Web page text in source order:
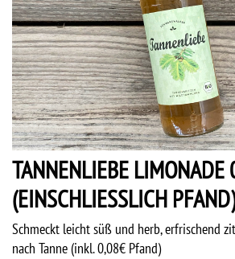
TANNENLIEBE
(EINSCHLIESSLICH PFAND)
Schmeckt leicht süß und herb, erfrischend
nach Tanne (inkl. 0,08€ Pfand)